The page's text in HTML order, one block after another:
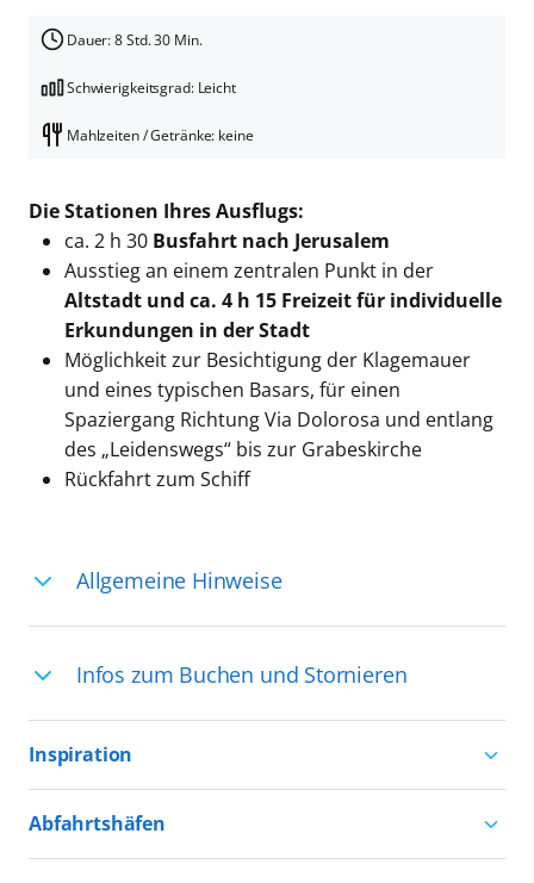
Dauer: 8 Std. 30 Min.
Schwierigkeitsgrad: Leicht
Mahlzeiten / Getränke: keine
Die Stationen Ihres Ausflugs:
ca. 2 h 30 Busfahrt nach Jerusalem
Ausstieg an einem zentralen Punkt in der
Altstadt und ca. 4 h 15 Freizeit für individuelle
Erkundungen in der Stadt
Möglichkeit zur Besichtigung der Klagemauer
und eines typischen Basars, für einen
Spaziergang Richtung Via Dolorosa und entlang
des „Leidenswegs“ bis zur Grabeskirche
Rückfahrt zum Schiff
Allgemeine Hinweise
Deutschsprachige Reiseleiter:innen sind
in vielen Regionen verfügbar, aber in
einigen Ländern selten, sodass dort
englischsprachige Expert:innen die
Ausflüge führen. Beide Optionen bieten
einzigartige Perspektiven und bereichern
Infos zum Buchen und Stornieren
entweder bereits vor der Reise bis kurz
Inspiration
Aktivurlaub mit AIDA
Abfahrtshäfen